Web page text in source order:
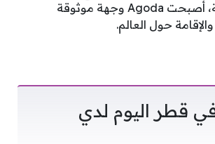
شراكاتها العالمية، أصبحت Agoda وجهة موثوقة
حول العالم.
قطر اليوم لدي